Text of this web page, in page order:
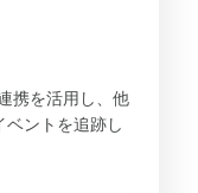
携を活用し、他
ントを追跡し